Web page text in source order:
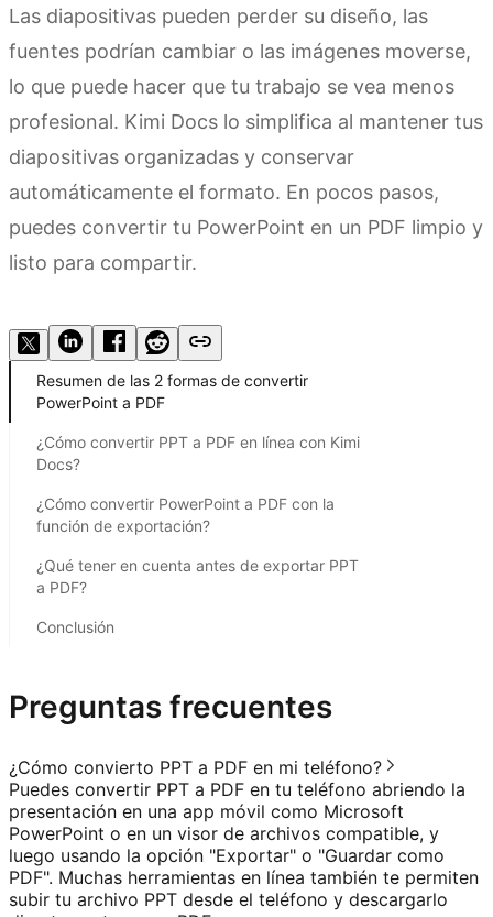
Las diapositivas pueden perder su diseño, las
fuentes podrían cambiar o las imágenes moverse,
lo que puede hacer que tu trabajo se vea menos
profesional. Kimi Docs lo simplifica al mantener tus
diapositivas organizadas y conservar
automáticamente el formato. En pocos pasos,
puedes convertir tu PowerPoint en un PDF limpio y
listo para compartir.
Resumen de las 2 formas de convertir
PowerPoint a PDF
¿Cómo convertir PPT a PDF en línea con Kimi
Docs?
¿Cómo convertir PowerPoint a PDF con la
función de exportación?
¿Qué tener en cuenta antes de exportar PPT
a PDF?
Conclusión
Preguntas frecuentes
¿Cómo convierto PPT a PDF en mi teléfono?
Puedes convertir PPT a PDF en tu teléfono abriendo la
presentación en una app móvil como Microsoft
PowerPoint o en un visor de archivos compatible, y
luego usando la opción "Exportar" o "Guardar como
PDF". Muchas herramientas en línea también te permiten
subir tu archivo PPT desde el teléfono y descargarlo